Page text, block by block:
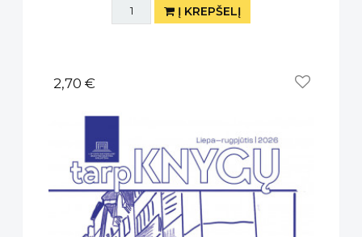
Į KREPŠELĮ
2,70 €